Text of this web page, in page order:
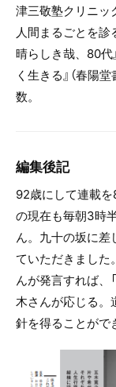
津三敬塾クリニッ
人間まるごとを診
晴らしき哉、80代
く生きる』（春陽
数。
編集後記
92歳にして連載
の現在も毎朝3時
ん。九十の坂に差
ていただきました
んが発言すれば、
木さんが応じる。
針を得ることがで